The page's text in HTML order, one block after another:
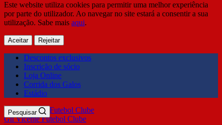
Este website utiliza cookies para permitir uma melhor experiência
por parte do utilizador. Ao navegar no site estará a consentir a sua
utilização. Sabe mais aqui.
Aceitar Rejeitar
Descontos exclusivos
Inscrição de sócio
Loja Online
Corrida dos Galos
Estádio
Gil Vicente Futebol Clube
Pesquisar